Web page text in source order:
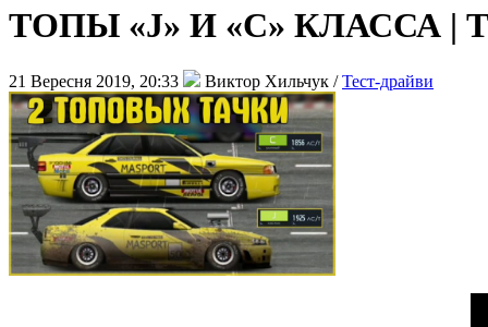
ТОПЫ «J» И «C» КЛАССА
21 Вересня 2019, 20:33 Виктор Хильчук /Тест-драйви